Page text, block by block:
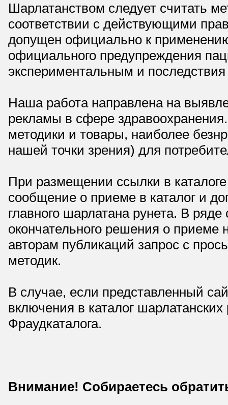
Шарлатанством следует считать
соответствии с действующими
допущен официально к
официального предупреждения
экспериментальным и
Наша работа направлена на
рекламы в сфере
методики и товары, наиболее
нашей точки зрения) для
При размещении ссылки в
сообщение о приеме в каталог и
главного шарлатана рунета. В
окончательного решения о приеме
авторам публикаций запрос с
методик.
В случае, если представленный
включения в каталог
Фраудкаталога.
Внимание! Собираетесь